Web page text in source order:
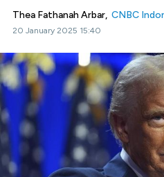
Thea Fathanah Arbar, CNBC
20 January 2025 15:40